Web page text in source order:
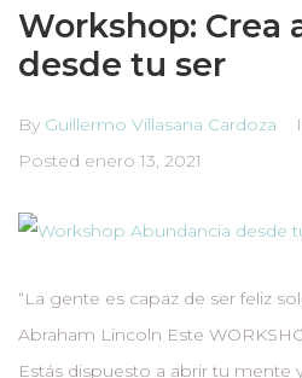
Workshop: Crea
desde tu ser
By Guillermo Villasana Cardoza
Posted enero 13, 2021
“La gente es capaz de ser feliz
Abraham Lincoln Este
Estás dispuesto a abrir tu mente